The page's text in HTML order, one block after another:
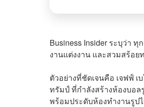
Business Insider ระบุว่า
งานแต่งงาน และสวมสร้อย
ตัวอย่างที่ชัดเจนคือ เจฟฟ์
ทรัมป์ ที่กำลังสร้างห้องบอ
พร้อมประดับห้องทำงานรูป